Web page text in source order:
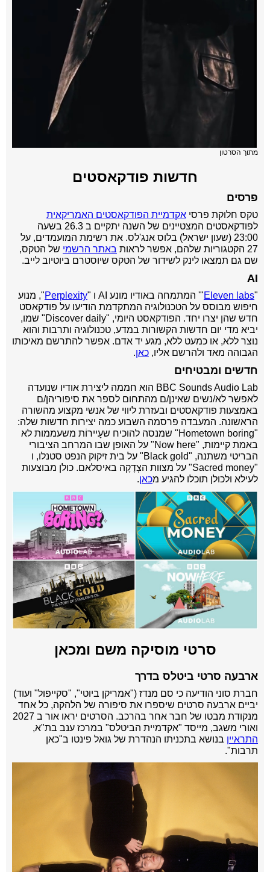
מתוך הסרטון
חדשות פודקאסטים
פרסים
טקס חלוקת פרסי אקדמיית הפודקאסטים האמריקאית
לפודקאסטים המצטיינים של השנה יתקיים ב 26.3 בשעה
23:00 (שעון ישראל) בלוס אנג'לס. את רשימת המועמדים, על
27 הקטגוריות שלהם, אפשר לראות
באתר הרשמי של הטקס,
שם גם תמצאו לינק לשידור של הטקס שיוסטרם ביוטיוב לייב.
AI
"
Eleven labs"' המתמחה באודיו מונע AI ו " Perplexity", מנוע
חיפוש מבוסס על הטכנולוגיה המתקדמת הודיעו על פודקאסט
חדש שהן יצרו יחד. הפודקאסט היומי, "Discover daily" שמו,
יביא מדי יום חדשות הקשורות במדע, טכנולוגיה ותרבות והוא
נוצר ללא, או כמעט ללא, מגע יד אדם. אפשר להתרשם מאיכותו
הגבוהה מאד ולהרשם אליו, כאן.
חדשים ומבטיחים
BBC Sounds Audio Lab הוא חממה ליצירת אודיו שנועדה
לאפשר לא/נשים שאינן/ם מהתחום לספר את סיפוריהן/ם
באמצעות פודקאסטים ובעזרת ליווי של אנשי מקצוע מהשורה
הראשונה. המעבדה פרסמה השבוע כמה יצירות חדשות שלה:
"Hometown boring" שמנסה להוכיח שעָיירוֹת משעממות לא
באמת קיימות, "Now here" על האופן שבו המרחב הציבורי
הבריטי משתנה, "Black gold" על בית זיקוק הנפט סטנלו, ו
"Sacred money" על מצוות הצְדָקָה באיסלאם. כולן מבוצעות
לעילא ולכולן תוכלו להגיע מכאן.
סרטי מוסיקה משם ומכאן
ארבעה סרטי ביטלס בדרך
חברת סוני הודיעה כי סם מנדז ("אמריקן ביוטי", "סקייפול" ועוד)
יביים ארבעה סרטים שיספרו את סיפורה של הלהקה, כל אחד
מנקודת מבטו של חבר אחר בהרכב. הסרטים יראו אור ב 2027
ואורי משגב, מייסד "אקדמיית הביטלס" במרכז ענב בת"א,
התראיין בנושא בתכניתו הנהדרת של גואל פינטו ב"כאן
תרבות".